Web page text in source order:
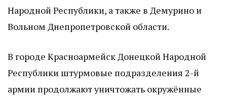
Народной Республики, а также в Демурино и
Вольном Днепропетровской области.
В городе Красноармейск Донецкой Народной
Республики штурмовые подразделения 2-й
армии продолжают уничтожать окружённые